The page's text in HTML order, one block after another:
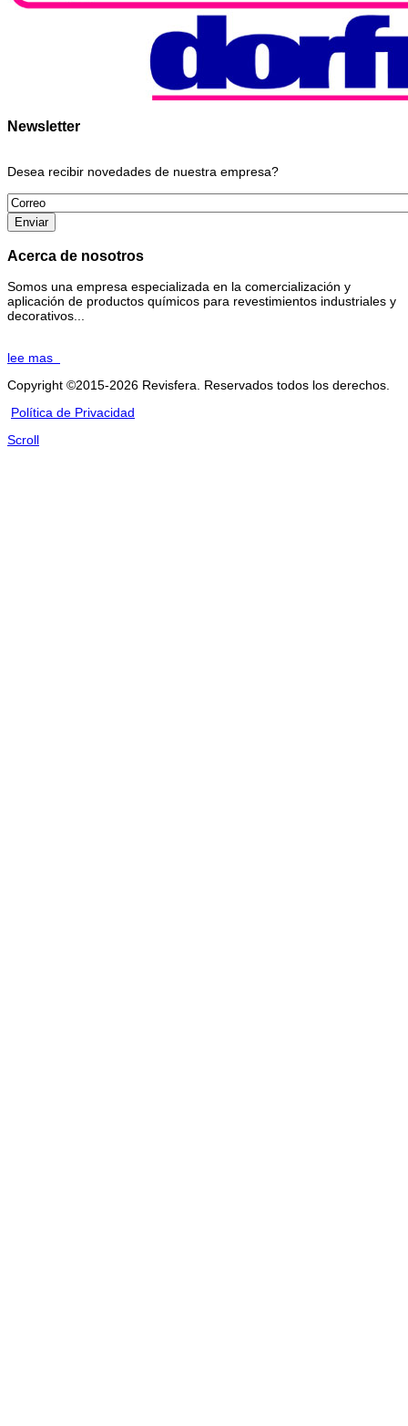
Newsletter
Desea recibir novedades de nuestra empresa?
Acerca de nosotros
Somos una empresa especializada en la comercialización y
aplicación de productos químicos para revestimientos industriales y
decorativos...
lee mas
Copyright ©2015-2026 Revisfera. Reservados todos los derechos.
Política de Privacidad
Scroll